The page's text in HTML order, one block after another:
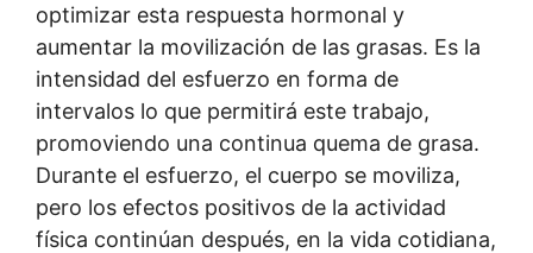
optimizar esta respuesta hormonal y
aumentar la movilización de las grasas. Es la
intensidad del esfuerzo en forma de
intervalos lo que permitirá este trabajo,
promoviendo una continua quema de grasa.
Durante el esfuerzo, el cuerpo se moviliza,
pero los efectos positivos de la actividad
física continúan después, en la vida cotidiana,